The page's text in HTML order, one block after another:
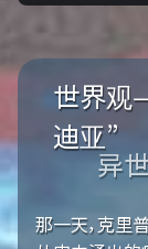
世界观
迪亚”
异
那一天，克里